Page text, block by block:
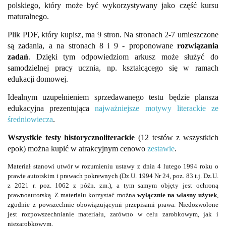
polskiego, który może być wykorzystywany jako część kursu
maturalnego.
Plik PDF, który kupisz, ma 9 stron. Na stronach 2-7 umieszczone
są zadania, a na stronach 8 i 9 - proponowane rozwiązania
zadań. Dzięki tym odpowiedziom arkusz może służyć do
samodzielnej pracy ucznia, np. kształcącego się w ramach
edukacji domowej.
Idealnym uzupełnieniem sprzedawanego testu będzie plansza
edukacyjna prezentującanajważniejsze motywy literackie ze
średniowiecza.
Wszystkie testy historycznoliterackie (12 testów z wszystkich
epok) można kupić w atrakcyjnym cenowo zestawie.
Materiał stanowi utwór w rozumieniu ustawy z dnia 4 lutego 1994 roku o
prawie autorskim i prawach pokrewnych (Dz.U. 1994 Nr 24, poz. 83 t.j. Dz.U.
z 2021 r. poz. 1062 z późn. zm.), a tym samym objęty jest ochroną
prawnoautorską. Z materiału korzystać można wyłącznie na własny użytek
zgodnie z powszechnie obowiązującymi przepisami prawa. Niedozwolone
jest rozpowszechnianie materiału, zarówno w celu zarobkowym, jak i
niezarobkowym.